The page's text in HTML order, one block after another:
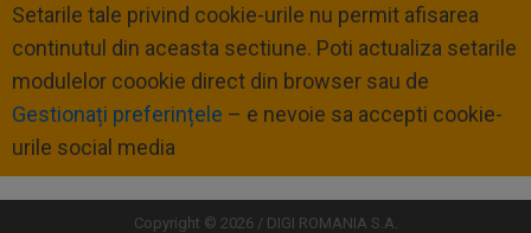
Setarile tale privind cookie-urile nu permit afisarea
continutul din aceasta sectiune. Poti actualiza setarile
modulelor coookie direct din browser sau de
Gestionați preferințele – e nevoie sa accepti cookie-
urile social media
Copyright © 2026 / DIGI ROMANIA S.A.